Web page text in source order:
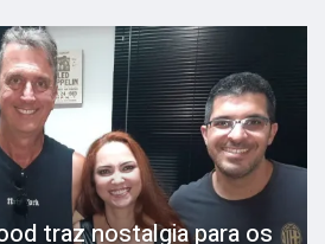
traz nostalgia para os